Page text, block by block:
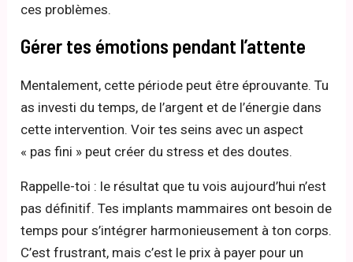
ces problèmes.
Gérer tes émotions pendant l’attente
Mentalement, cette période peut être éprouvante. Tu
as investi du temps, de l’argent et de l’énergie dans
cette intervention. Voir tes seins avec un aspect
« pas fini » peut créer du stress et des doutes.
Rappelle-toi : le résultat que tu vois aujourd’hui n’est
pas définitif. Tes implants mammaires ont besoin de
temps pour s’intégrer harmonieusement à ton corps.
C’est frustrant, mais c’est le prix à payer pour un